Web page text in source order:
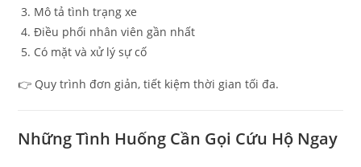
Mô tả tình trạng xe
Điều phối nhân viên gần nhất
Có mặt và xử lý sự cố
👉 Quy trình đơn giản, tiết kiệm thời gian tối đa.
Những Tình Huống Cần Gọi Cứu Hộ Ngay